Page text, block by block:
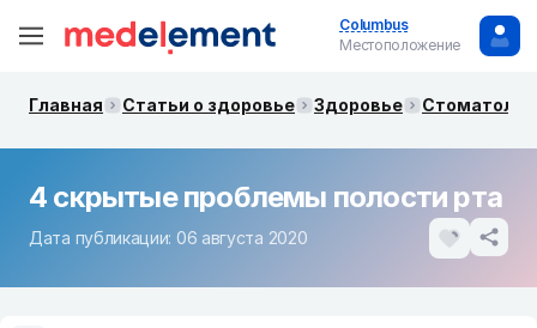
Columbus
Местоположение
Главная Статьи о здоровье Здоровье
4 скрытые проблемы полости рта
Дата публикации: 06 августа 2020